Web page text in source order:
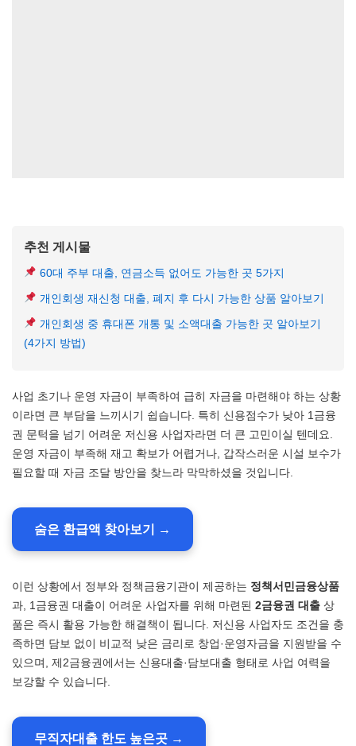
추천 게시물
60대 주부 대출, 연금소득 없어도 가능한 곳 5가지
개인회생 재신청 대출, 폐지 후 다시 가능한 상품 알아보기
개인회생 중 휴대폰 개통 및 소액대출 가능한 곳 알아보기
(4가지 방법)
사업 초기나 운영 자금이 부족하여 급히 자금을 마련해야 하는 상황
이라면 큰 부담을 느끼시기 쉽습니다. 특히 신용점수가 낮아 1금융
권 문턱을 넘기 어려운 저신용 사업자라면 더 큰 고민이실 텐데요.
운영 자금이 부족해 재고 확보가 어렵거나, 갑작스러운 시설 보수가
필요할 때 자금 조달 방안을 찾느라 막막하셨을 것입니다.
숨은 환급액 찾아보기 →
이런 상황에서 정부와 정책금융기관이 제공하는 정책서민금융상품
과, 1금융권 대출이 어려운 사업자를 위해 마련된 2금융권 대출 상
품은 즉시 활용 가능한 해결책이 됩니다. 저신용 사업자도 조건을 충
족하면 담보 없이 비교적 낮은 금리로 창업·운영자금을 지원받을 수
있으며, 제2금융권에서는 신용대출·담보대출 형태로 사업 여력을
보강할 수 있습니다.
무직자대출 한도 높은곳 →